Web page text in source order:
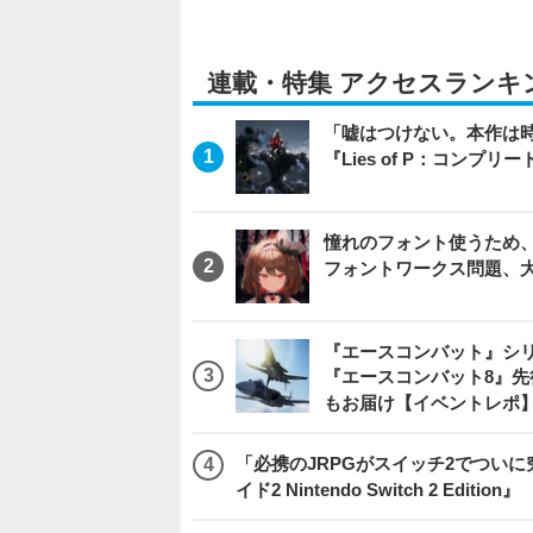
連載・特集 アクセスランキ
「嘘はつけない。本作
『Lies of P：コンプリー
憧れのフォント使うため
フォントワークス問題、
『エースコンバット』
『エースコンバット8』
もお届け【イベントレポ
「必携のJRPGがスイッチ2でつい
イド2 Nintendo Switch 2 Edition』